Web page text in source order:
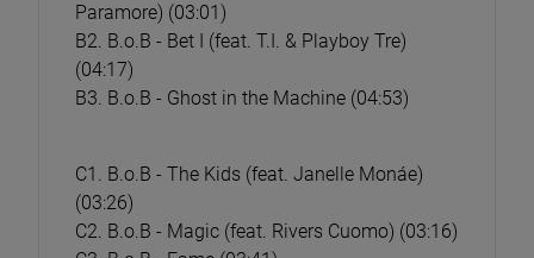
Paramore) (03:01)
B2. B.o.B - Bet I (feat. T.I. & Playboy Tre)
(04:17)
B3. B.o.B - Ghost in the Machine (04:53)
C1. B.o.B - The Kids (feat. Janelle Monáe)
(03:26)
C2. B.o.B - Magic (feat. Rivers Cuomo) (03:16)